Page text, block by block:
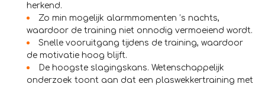
herkend.
Zo min mogelijk alarmmomenten ’s nachts,
waardoor de training niet onnodig vermoeiend wordt.
Snelle vooruitgang tijdens de training, waardoor
de motivatie hoog blijft.
De hoogste slagingskans. Wetenschappelijk
onderzoek toont aan dat een plaswekkertraining met